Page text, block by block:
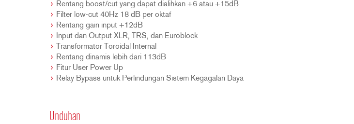
Rentang boost/cut yang dapat dialihkan +6 atau +15dB
Filter low-cut 40Hz 18 dB per oktaf
Rentang gain input +12dB
Input dan Output XLR, TRS, dan Euroblock
Transformator Toroidal Internal
Rentang dinamis lebih dari 113dB
Fitur User Power Up
Relay Bypass untuk Perlindungan Sistem Kegagalan Daya
Unduhan